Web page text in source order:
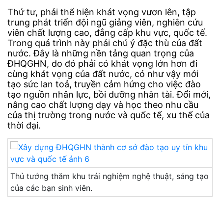
Thứ tư, phải thể hiện khát vọng vươn lên, tập
trung phát triển đội ngũ giảng viên, nghiên cứu
viên chất lượng cao, đẳng cấp khu vực, quốc tế.
Trong quá trình này phải chú ý đặc thù của đất
nước. Đây là những nền tảng quan trọng của
ĐHQGHN, do đó phải có khát vọng lớn hơn đi
cùng khát vọng của đất nước, có như vậy mới
tạo sức lan toả, truyền cảm hứng cho việc đào
tạo nguồn nhân lực, bồi dưỡng nhân tài. Đổi mới,
nâng cao chất lượng dạy và học theo nhu cầu
của thị trường trong nước và quốc tế, xu thế của
thời đại.
Thủ tướng thăm khu trải nghiệm nghệ thuật, sáng tạo
của các bạn sinh viên.